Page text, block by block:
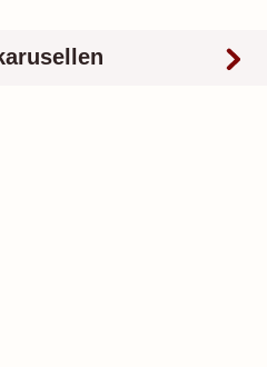
til deg selv med et